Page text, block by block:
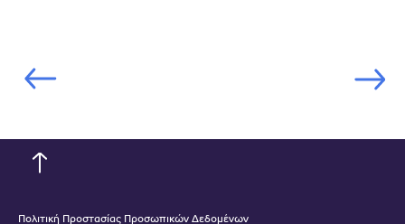
Πολιτική Προστασίας Προσωπικών Δεδομένων